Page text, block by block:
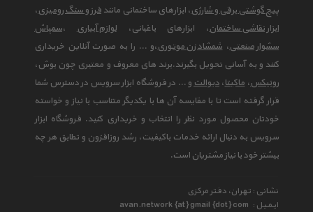
پیچ گوشتی برقی و شارژی، ابزارهای ساختمانی مانند فرز و سنگ رومیزی،
ابزار نقاشی ساختمان، ابزارهای باغبانی،لوازم آبیاری ،سمپاش
سشوار صنعتی،شمشاد زن موتوری،و ... را به صورت آنلاین خریداری
کنند و به آسانی تحویل بگیرند.برند های معروف و معتبری چون بوش،
رونیکس،ماکیتا،دیوالتو ... در فروشگاه ابزار سرویس در دسترس شما
قرار گرفته است تا با مقایسه آن ها با یکدیگر متناسب با نیاز و خواسته
خودتان محصول مورد نظر را انتخاب و خریداری کنید. فروشگاه ابزار
سرویس به دنبال ارائه خدمات باکیفیت، رشد روزافزون و تطابق هر چه
بیشتر خود با نیاز مشتریان است.
نشانی : تهران، دفتر مرکزی
ایمیل : avan.network {at} gmail {dot} com